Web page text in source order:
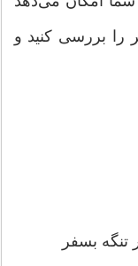
را بررسی کنید و
بسفر